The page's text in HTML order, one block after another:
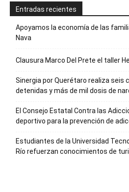
Entradas recientes
Apoyamos la economía de las
Nava
Clausura Marco Del Prete el taller
Sinergia por Querétaro realiza seis
detenidas y más de mil dosis de
El Consejo Estatal Contra las
deportivo para la prevención de
Estudiantes de la Universidad
Río refuerzan conocimientos de